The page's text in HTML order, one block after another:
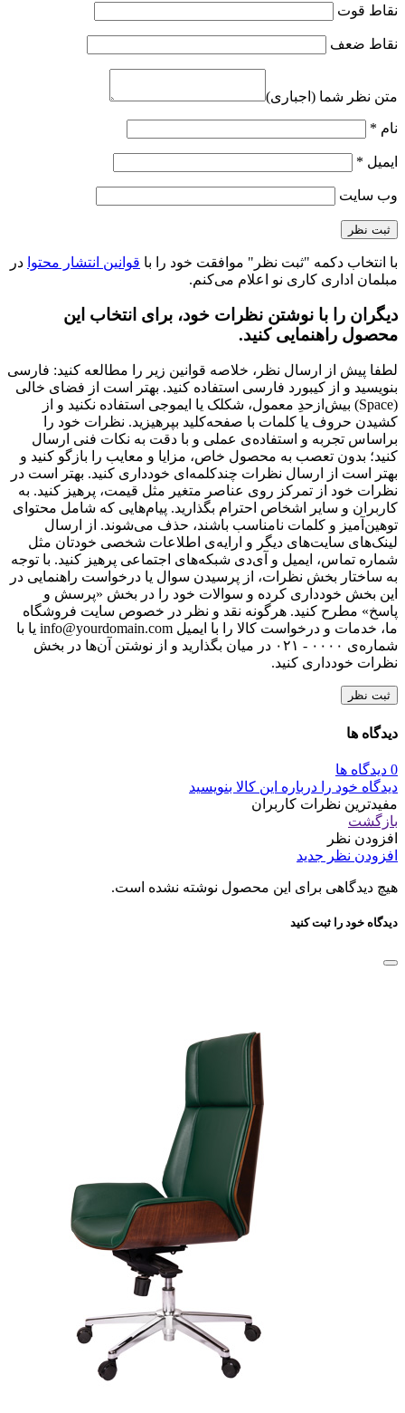
نقاط قوت
نقاط ضعف
متن نظر شما (اجباری)
نام *
ایمیل *
وب‌ سایت
با انتخاب دکمه "ثبت نظر" موافقت خود را با قوانین انتشار محتوا در
مبلمان اداری کاری نو اعلام می‌کنم.
دیگران را با نوشتن نظرات خود، برای انتخاب این
محصول راهنمایی کنید.
لطفا پیش از ارسال نظر، خلاصه قوانین زیر را مطالعه کنید: فارسی
بنویسید و از کیبورد فارسی استفاده کنید. بهتر است از فضای خالی
(Space) بیش‌از‌حدِ معمول، شکلک یا ایموجی استفاده نکنید و از
کشیدن حروف یا کلمات با صفحه‌کلید بپرهیزید. نظرات خود را
براساس تجربه و استفاده‌ی عملی و با دقت به نکات فنی ارسال
کنید؛ بدون تعصب به محصول خاص، مزایا و معایب را بازگو کنید و
بهتر است از ارسال نظرات چندکلمه‌‌ای خودداری کنید. بهتر است در
نظرات خود از تمرکز روی عناصر متغیر مثل قیمت، پرهیز کنید. به
کاربران و سایر اشخاص احترام بگذارید. پیام‌هایی که شامل محتوای
توهین‌آمیز و کلمات نامناسب باشند، حذف می‌شوند. از ارسال
لینک‌های سایت‌های دیگر و ارایه‌ی اطلاعات شخصی خودتان مثل
شماره تماس، ایمیل و آی‌دی شبکه‌های اجتماعی پرهیز کنید. با توجه
به ساختار بخش نظرات، از پرسیدن سوال یا درخواست راهنمایی در
این بخش خودداری کرده و سوالات خود را در بخش «پرسش و
پاسخ» مطرح کنید. هرگونه نقد و نظر در خصوص سایت فروشگاه
ما، خدمات و درخواست کالا را با ایمیل info@yourdomain.com یا با
شماره‌ی ۰۰۰۰ - ۰۲۱ در میان بگذارید و از نوشتن آن‌ها در بخش
نظرات خودداری کنید.
ثبت نظر
دیدگاه ها
0 دیدگاه ها
دیدگاه خود را درباره این کالا بنویسید
مفیدترین نظرات کاربران
بازگشت
افزودن نظر
افزودن نظر جدید
هیچ دیدگاهی برای این محصول نوشته نشده است.
دیدگاه خود را ثبت کنید